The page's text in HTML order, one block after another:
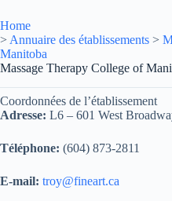
Home
> Annuaire des établissements >
Manitoba
Massage Therapy College of
Coordonnées de l’établissement
Adresse: L6 – 601 West
Téléphone: (604) 873-2811
E-mail: troy@fineart.ca